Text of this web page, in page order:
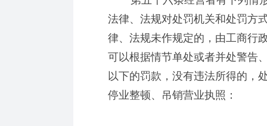
法律、法规对处罚机关和处罚方
律、法规未作规定的，由工商行
可以根据情节单处或者并处警告
以下的罚款，没有违法所得的，
停业整顿、吊销营业执照：